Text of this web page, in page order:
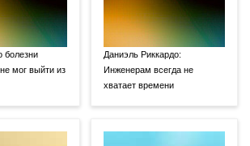
болезни
мог выйти из
Даниэль Риккардо:
Инженерам всегда не
хватает времени